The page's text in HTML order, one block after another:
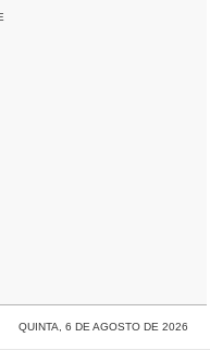
QUINTA, 6 DE AGOSTO DE 2026